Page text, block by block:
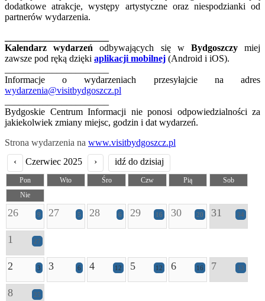
dodatkowe atrakcje, występy artystyczne oraz niespodzianki od
partnerów wydarzenia.
Kalendarz wydarzeń odbywających się w Bydgoszczymiej
zawsze pod ręką dzięki aplikacji mobilnej (Android i iOS).
Informacje o wydarzeniach przesyłajcie na adres
wydarzenia@visitbydgoszcz.pl
Bydgoskie Centrum Informacji nie ponosi odpowiedzialności za
jakiekolwiek zmiany miejsc, godzin i dat wydarzeń.
Strona wydarzenia na www.visitbydgoszcz.pl
‹
Czerwiec 2025 › idź do dzisiaj
Pon Wto Śro Czw Pią
Sob
Nie
26 9 27 5 28 6 29 16 30 20 31 34
1 27
2 3 3 6 4 12 5 12 6 16 7 33
8 25